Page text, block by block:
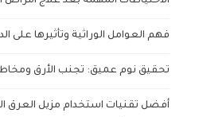
فهم العوامل الوراثية وتأثيرها على
تحقيق نوم عميق: تجنب الأرق
أفضل تقنيات استخدام مزيل